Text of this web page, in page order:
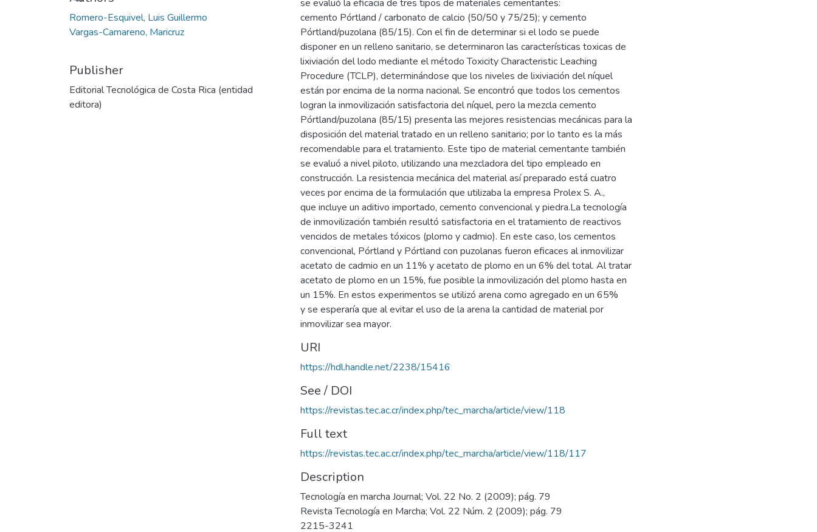
Romero-Esquivel, Luis Guillermo
Vargas-Camareno, Maricruz
Publisher
Editorial Tecnológica de Costa Rica (entidad
editora)
se evaluó la eficacia de tres tipos de materiales cementantes:
cemento Pórtland / carbonato de calcio (50/50 y 75/25); y cemento
Pórtland/puzolana (85/15). Con el fin de determinar si el lodo se puede
disponer en un relleno sanitario, se determinaron las características toxicas de
lixiviación del lodo mediante el método Toxicity Characteristic Leaching
Procedure (TCLP), determinándose que los niveles de lixiviación del níquel
están por encima de la norma nacional. Se encontró que todos los cementos
logran la inmovilización satisfactoria del níquel, pero la mezcla cemento
Pórtland/puzolana (85/15) presenta las mejores resistencias mecánicas para la
disposición del material tratado en un relleno sanitario; por lo tanto es la más
recomendable para el tratamiento. Este tipo de material cementante también
se evaluó a nivel piloto, utilizando una mezcladora del tipo empleado en
construcción. La resistencia mecánica del material así preparado está cuatro
veces por encima de la formulación que utilizaba la empresa Prolex S. A.,
que incluye un aditivo importado, cemento convencional y piedra.La tecnología
de inmovilización también resultó satisfactoria en el tratamiento de reactivos
vencidos de metales tóxicos (plomo y cadmio). En este caso, los cementos
convencional, Pórtland y Pórtland con puzolanas fueron eficaces al inmovilizar
acetato de cadmio en un 11% y acetato de plomo en un 6% del total. Al tratar
acetato de plomo en un 15%, fue posible la inmovilización del plomo hasta en
un 15%. En estos experimentos se utilizó arena como agregado en un 65%
y se esperaría que al evitar el uso de la arena la cantidad de material por
inmovilizar sea mayor.
URI
https://hdl.handle.net/2238/15416
See / DOI
https://revistas.tec.ac.cr/index.php/tec_marcha/article/view/118
Full text
https://revistas.tec.ac.cr/index.php/tec_marcha/article/view/118/117
Description
Tecnología en marcha Journal; Vol. 22 No. 2 (2009); pág. 79
Revista Tecnología en Marcha; Vol. 22 Núm. 2 (2009); pág. 79
2215-3241